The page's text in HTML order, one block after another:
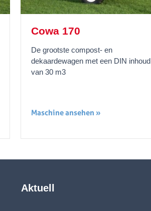
Cowa 170
De grootste compost- en
dekaardewagen met een DIN inhoud
van 30 m3
Maschine ansehen »
Aktuell